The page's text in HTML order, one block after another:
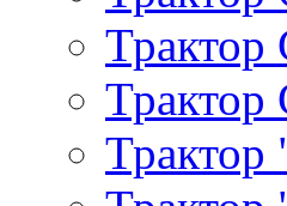
Трактор
Трактор